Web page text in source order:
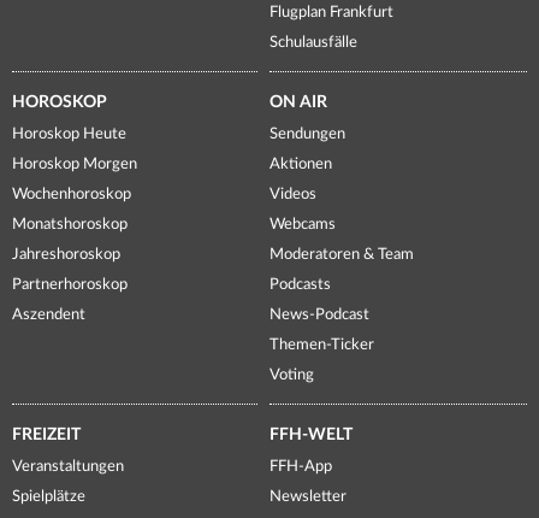
Flugplan Frankfurt
Schulausfälle
HOROSKOP
Horoskop Heute
Horoskop Morgen
Wochenhoroskop
Monatshoroskop
Jahreshoroskop
Partnerhoroskop
Aszendent
ON AIR
Sendungen
Aktionen
Videos
Webcams
Moderatoren & Team
Podcasts
News-Podcast
Themen-Ticker
Voting
FREIZEIT
Veranstaltungen
Spielplätze
FFH-WELT
FFH-App
Newsletter